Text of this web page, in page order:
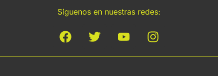
Síguenos en nuestras redes: